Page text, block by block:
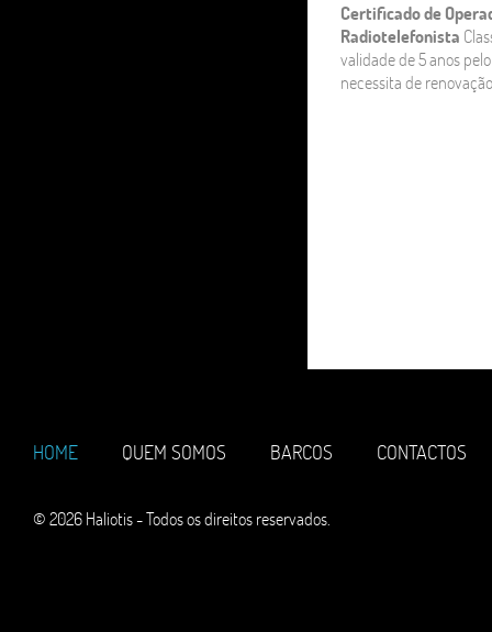
Certificado de
Radiotelefonista
validade de 5 anos
necessita de
HOME QUEM SOMOS BARCOS CONTACTOS
© 2026 Haliotis - Todos os direitos reservados.